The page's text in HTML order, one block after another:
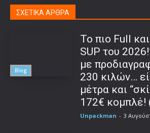
ΣΧΕΤΙΚΑ ΑΡΘΡΑ
Blog
To πιο Full
SUP του
με
230 κιλών…
μέτρα και
172€ κομπλέ!
Unpackman - 3